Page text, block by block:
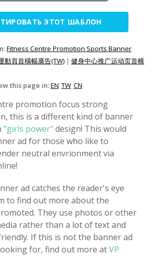
ЭТОТ ШАБЛОН
Fitness Centre Promotion Sports Banner
動頁首橫幅廣告(TW) | 健身中心推广运动页首横
this page in:EN TW CN
promotion focus strong
this is a different kind of banner
"girls power" design! This would
ad for those who like to
neutral envrionment via
ad catches the reader's eye
to find out more about the
They use photos or other
rather than a lot of text and
If this is not the banner ad
for, find out more atVP